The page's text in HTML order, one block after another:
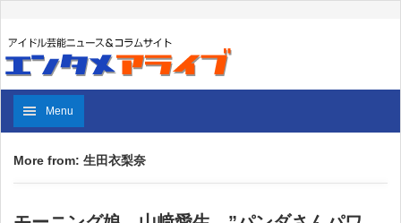
Menu
More from: 生田衣梨奈